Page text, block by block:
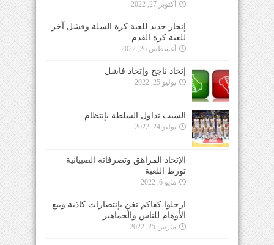
أكتوبر 27, 2022
إنجاز جديد للعبة كرة السلة وفشل آخر
للعبة كرة القدم
أغسطس 26, 2022
إتحاد ناجح وإتحاد فاشل
يوليو 25, 2022
السبب تداول السلطة بإنتظام
يوليو 24, 2022
الإتحاد المراهق وتصرفاته الصبيانية
تورط اللعبة
مايو 6, 2022
ارحلوا كفاكم تغنٍ بإنتصارات كاذبة وبيع
الأوهام للناس والجماهير
مارس 25, 2022